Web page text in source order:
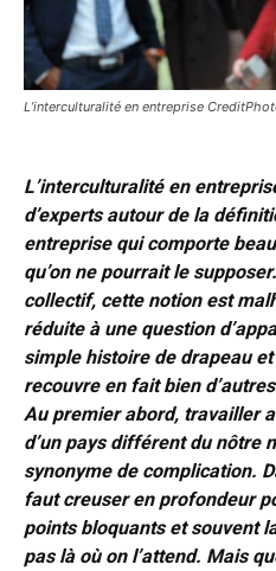
L’interculturalité en entreprise
L’interculturalité en
d’experts autour de la
entreprise qui comporte
qu’on ne pourrait le
collectif, cette notion est
réduite à une question
simple histoire de drapeau
recouvre en fait bien
Au premier abord, travailler
d’un pays différent du nôtre
synonyme de complication.
faut creuser en profondeur
points bloquants et souvent
pas là où on l’attend. Mais